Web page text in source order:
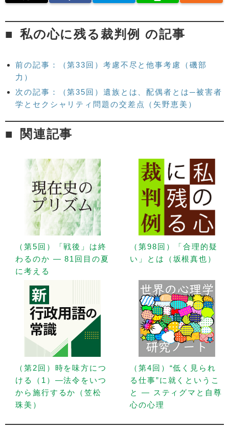
私の心に残る裁判例 の記事
前の記事：（第33回）考慮不尽と他事考慮（磯部
力）
次の記事：（第35回）遺族とは、配偶者とは─被害者
学とセクシャリティ問題の交差点（矢野恵美）
関連記事
（第5回）「戦後」は終
わるのか — 81回目の夏
に考える
（第98回）「合理的疑
い」とは（坂根真也）
（第2回）時を味方につ
ける（1）—法令をいつ
から施行するか（笠松
珠美）
（第4回）“低く見られ
る仕事”に就くというこ
と — スティグマと自尊
心の心理